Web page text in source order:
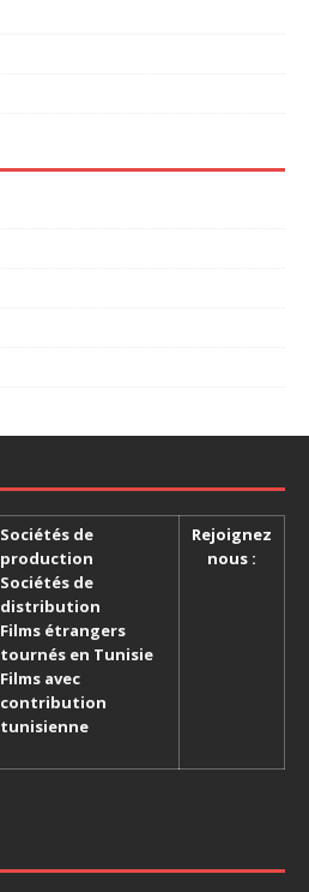
Sociétés de
production
Sociétés de
distribution
Films étrangers
tournés en Tunisie
Films avec
contribution
tunisienne
Rejoignez
nous :